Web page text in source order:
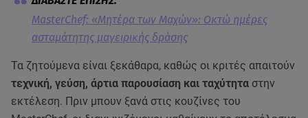
MasterChef: «Μητέρα των Μαχών»: Οκτώ ημέρες
ασταμάτητης μαγειρικής δράσης
Τα ζητούμενα είναι ξεκάθαρα, καθώς οι κριτές απαιτούν
τεχνική, γεύση, άρτια παρουσίαση και ταχύτητα στην
εκτέλεση. Πριν μπουν ξανά στις κουζίνες του